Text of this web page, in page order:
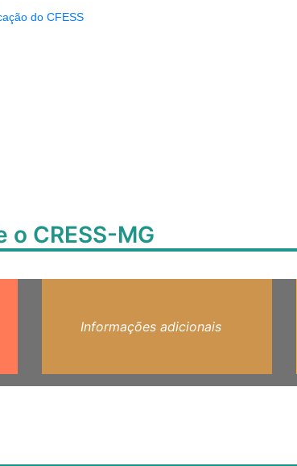
do CFESS
o CRESS-MG
Informações adicionais